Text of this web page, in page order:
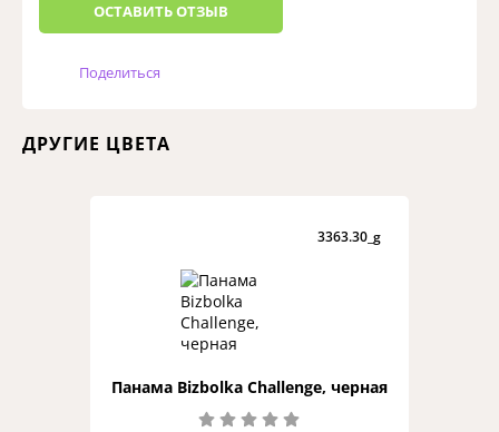
ОCТАВИТЬ ОТЗЫВ
Поделиться
ДРУГИЕ ЦВЕТА
3363.30_g
Панама Bizbolka Challenge, черная